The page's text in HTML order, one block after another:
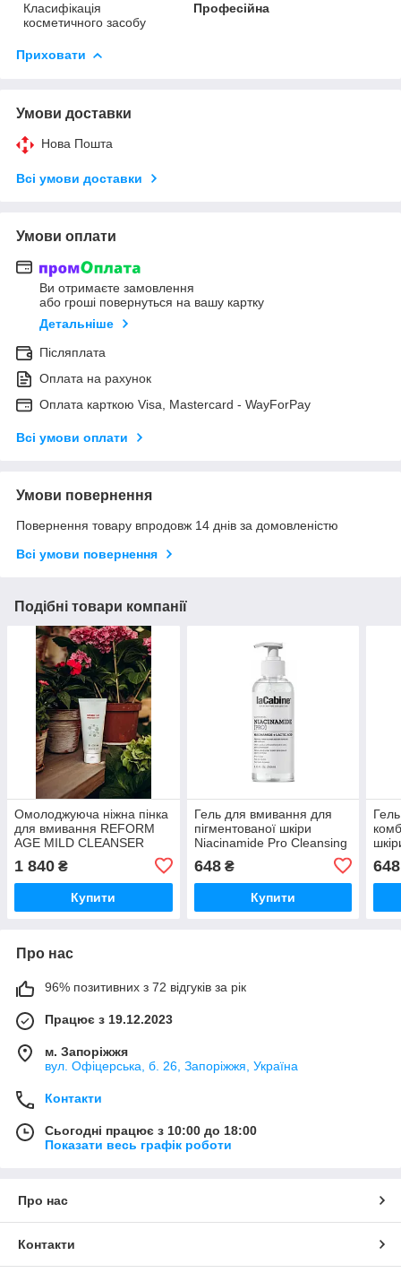
Класифікація
косметичного засобу
Професійна
Приховати
Умови доставки
Нова Пошта
Всі умови доставки
Умови оплати
Ви отримаєте замовлення
або гроші повернуться на вашу картку
Детальніше
Післяплата
Оплата на рахунок
Оплата карткою Visa, Mastercard - WayForPay
Всі умови оплати
Умови повернення
Повернення товару впродовж 14 днів за домовленістю
Всі умови повернення
Подібні товари компанії
Омолоджуюча ніжна пінка
для вмивання REFORM
AGE MILD CLEANSER
1 840 ₴
Купити
Гель для вмивання для
пігментованої шкіри
Niacinamide Pro Cleansing
648₴
Купити
648
Про нас
96% позитивних з 72 відгуків за рік
Працює з 19.12.2023
м. Запоріжжя
вул. Офіцерська, б. 26, Запоріжжя, Україна
Контакти
Сьогодні працює з 10:00 до 18:00
Показати весь графік роботи
Про нас
Контакти